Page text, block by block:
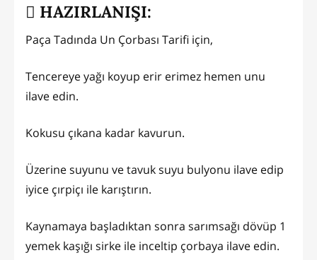
HAZIRLANIŞI:
Paça Tadında Un Çorbası Tarifi için,
Tencereye yağı koyup erir erimez hemen unu
ilave edin.
Kokusu çıkana kadar kavurun.
Üzerine suyunu ve tavuk suyu bulyonu ilave edip
iyice çırpiçı ile karıştırın.
Kaynamaya başladıktan sonra sarımsağı dövüp 1
yemek kaşığı sirke ile inceltip çorbaya ilave edin.